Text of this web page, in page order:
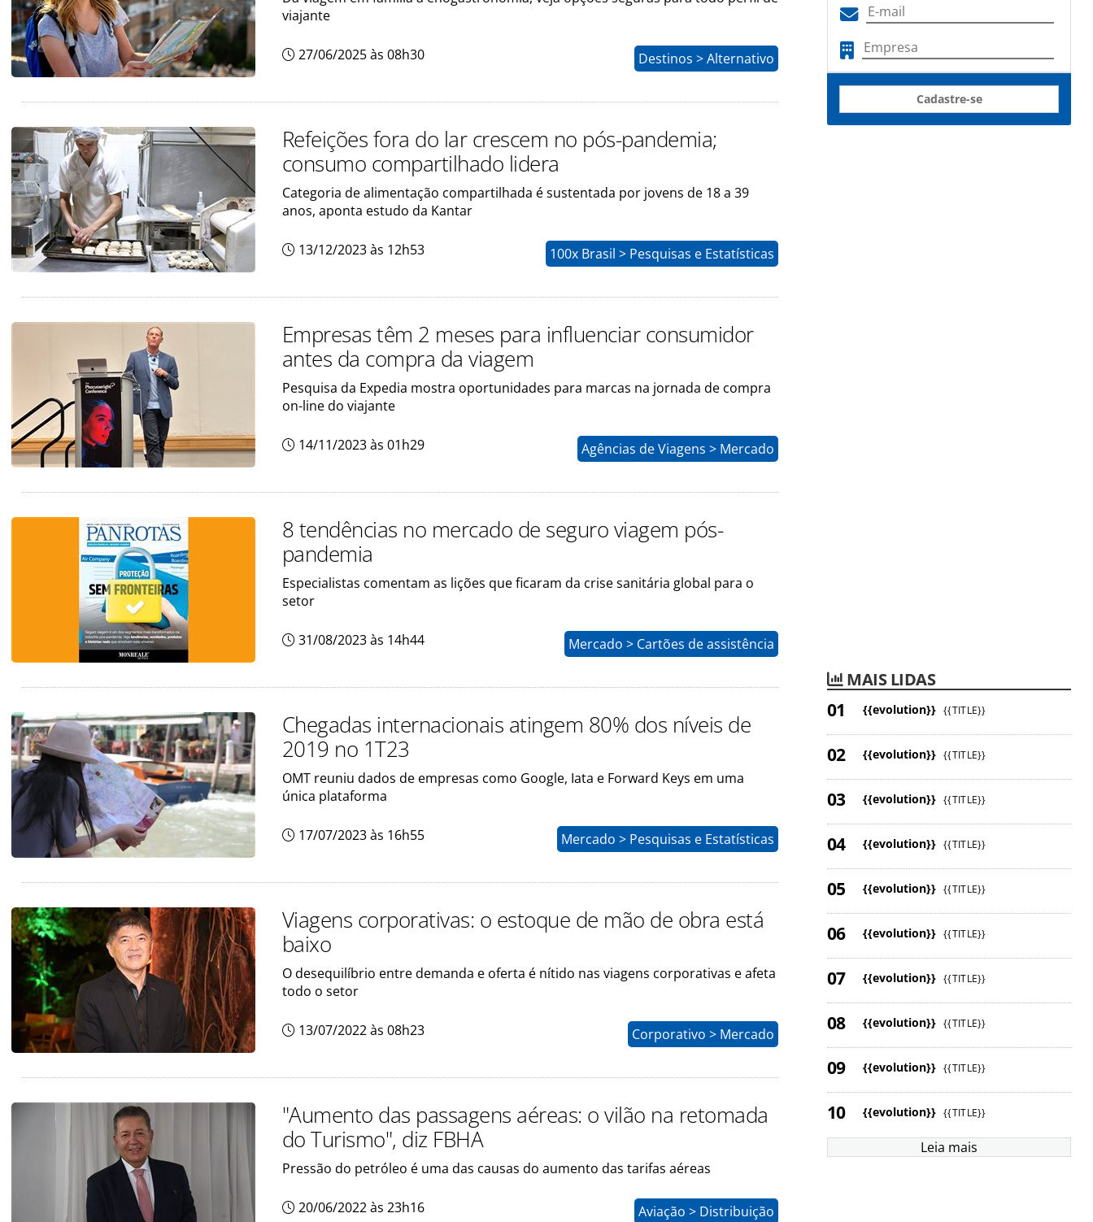
viajante
27/06/2025 às 08h30 Destinos > Alternativo
Refeições fora do lar crescem no pós-pandemia;
consumo compartilhado lidera
Categoria de alimentação compartilhada é sustentada por jovens de 18 a 39
anos, aponta estudo da Kantar
13/12/2023 às 12h53 100x Brasil > Pesquisas e Estatísticas
Empresas têm 2 meses para influenciar consumidor
antes da compra da viagem
Pesquisa da Expedia mostra oportunidades para marcas na jornada de compra
on-line do viajante
14/11/2023 às 01h29 Agências de Viagens > Mercado
8 tendências no mercado de seguro viagem pós-
pandemia
Especialistas comentam as lições que ficaram da crise sanitária global para o
setor
31/08/2023 às 14h44 Mercado > Cartões de assistência
Chegadas internacionais atingem 80% dos níveis de
2019 no 1T23
OMT reuniu dados de empresas como Google, Iata e Forward Keys em uma
única plataforma
17/07/2023 às 16h55 Mercado > Pesquisas e Estatísticas
Viagens corporativas: o estoque de mão de obra está
baixo
O desequilíbrio entre demanda e oferta é nítido nas viagens corporativas e afeta
todo o setor
13/07/2022 às 08h23 Corporativo > Mercado
"Aumento das passagens aéreas: o vilão na retomada
do Turismo", diz FBHA
Pressão do petróleo é uma das causas do aumento das tarifas aéreas
20/06/2022 às 23h16 Aviação > Distribuição
Cadastre-se
MAIS LIDAS
{{evolution}} {{TITLE}}
{{evolution}} {{TITLE}}
{{evolution}} {{TITLE}}
{{evolution}} {{TITLE}}
{{evolution}} {{TITLE}}
{{evolution}} {{TITLE}}
{{evolution}} {{TITLE}}
{{evolution}} {{TITLE}}
{{evolution}} {{TITLE}}
{{evolution}} {{TITLE}}
Leia mais